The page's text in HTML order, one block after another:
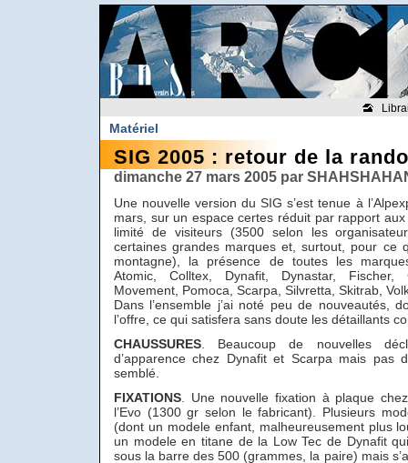
Matériel
SIG 2005 : retour de la rando
dimanche 27 mars 2005 par
Une nouvelle version du SIG s’est tenue à
mars, sur un espace certes réduit par rapport
limité de visiteurs (3500 selon les
certaines grandes marques et, surtout, pour ce
montagne), la présence de toutes les
Atomic, Colltex, Dynafit, Dynastar, Fischer,
Movement, Pomoca, Scarpa, Silvretta, Skitrab,
Dans l’ensemble j’ai noté peu de nouveautés,
l’offre, ce qui satisfera sans doute les détaillants
CHAUSSURES . Beaucoup de nouvelles
d’apparence chez Dynafit et Scarpa mais pas
semblé.
FIXATIONS . Une nouvelle fixation à plaque
l’Evo (1300 gr selon le fabricant). Plusieurs
(dont un modele enfant, malheureusement plus
un modele en titane de la Low Tec de Dynafit
sous la barre des 500 (grammes, la paire) mais